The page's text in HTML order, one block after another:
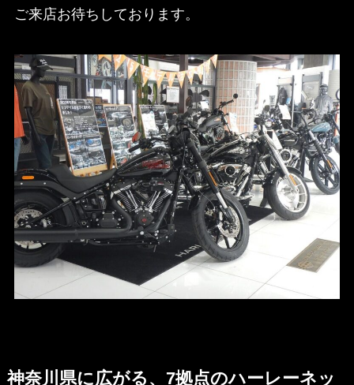
ご来店お待ちしております。
神奈川県に広がる、7拠点のハーレーネッ